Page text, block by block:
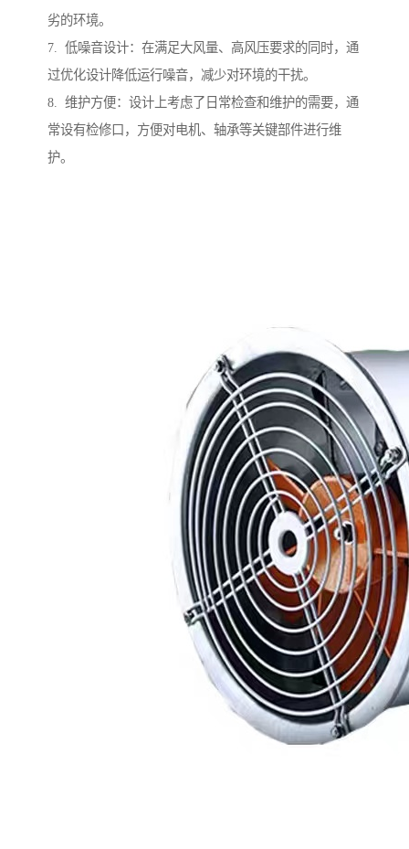
劣的环境。
7. 低噪音设计：在满足大风量、高风压要求的同时，通
过优化设计降低运行噪音，减少对环境的干扰。
8. 维护方便：设计上考虑了日常检查和维护的需要，通
常设有检修口，方便对电机、轴承等关键部件进行维
护。